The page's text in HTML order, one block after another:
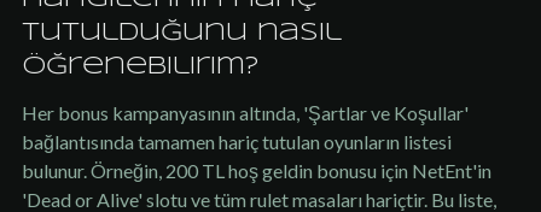
tutulduğunu nasıl
öğrenebilirim?
Her bonus kampanyasının altında, 'Şartlar ve Koşullar'
bağlantısında tamamen hariç tutulan oyunların listesi
bulunur. Örneğin, 200 TL hoş geldin bonusu için NetEnt'in
'Dead or Alive' slotu ve tüm rulet masaları hariçtir. Bu liste,